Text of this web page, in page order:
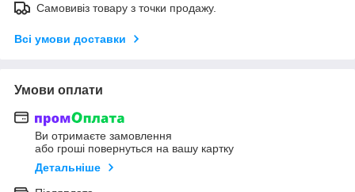
Самовивіз товару з точки продажу.
Всі умови доставки
Умови оплати
Ви отримаєте замовлення
або гроші повернуться на вашу картку
Детальніше